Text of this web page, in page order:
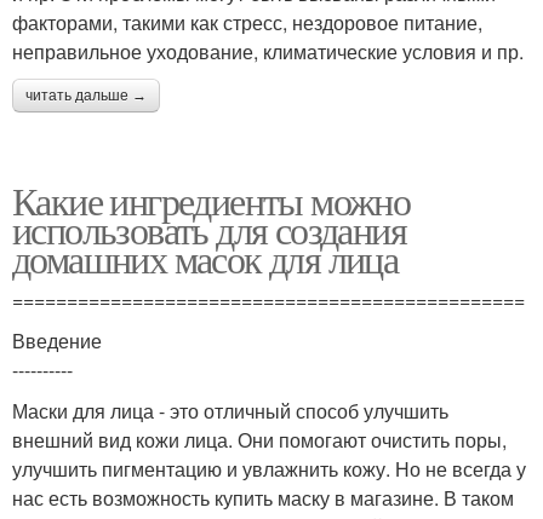
факторами, такими как стресс, нездоровое питание,
неправильное уходование, климатические условия и пр.
читать дальше →
Какие ингредиенты можно
использовать для создания
домашних масок для лица
===============================================
Введение
----------
Маски для лица - это отличный способ улучшить
внешний вид кожи лица. Они помогают очистить поры,
улучшить пигментацию и увлажнить кожу. Но не всегда у
нас есть возможность купить маску в магазине. В таком